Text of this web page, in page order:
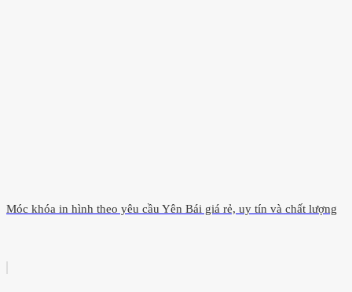
Móc khóa in hình theo yêu cầu Yên Bái giá rẻ, uy tín và chất lượng